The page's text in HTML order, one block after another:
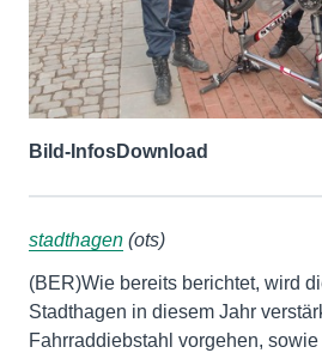
Bild-InfosDownload
stadthagen (ots)
(BER)Wie bereits berichtet, wird
Stadthagen in diesem Jahr
Fahrraddiebstahl vorgehen,